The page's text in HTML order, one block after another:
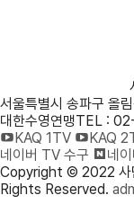
서울특별시 송파구 올
대한수영연맹TEL :
KAQ 1TV
KAQ
네이버 TV 수구
네
Copyright © 2022 사
Rights Reserved.